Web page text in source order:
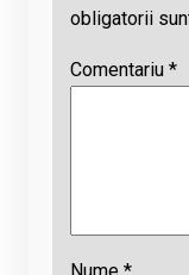
obligatorii
Comentariu *